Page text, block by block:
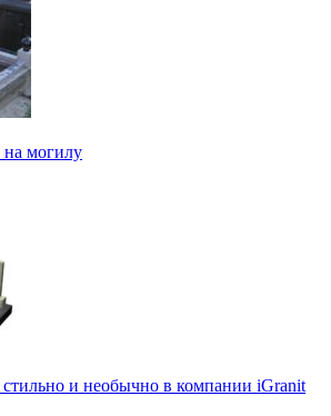
могилу
и необычно в компании iGranit